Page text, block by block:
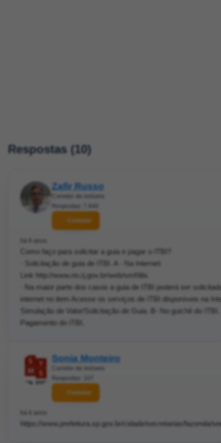
Respostas (10)
Zafir Russo
Contatar
Como faço para solicitar a guia e pagar o ITBI?
· Solicitação de guia de ITBI. A - Na Internet:
Link http://www.rio.rj.gov.br/web/smf/itbi.
· Na maior parte dos casos a guia de ITBI poderá ser
internet no item Acesse os serviços de ITBI disponíveis na
Simulação de Valor/Solicitação de Guia. B- No guichê do ITBI.
Pagamento do ITBI.
Sonia Monteiro
Contatar
https://www.prefeitura.sp.gov.br/cidade/secretarias/fazenda/